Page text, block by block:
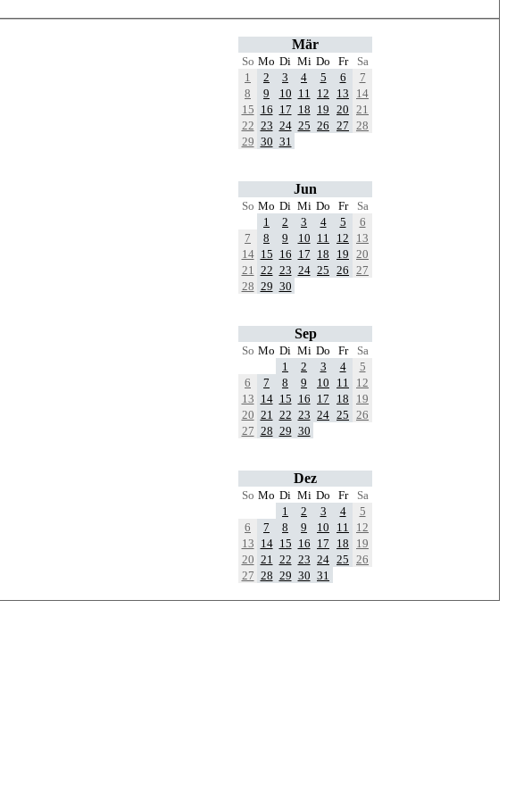
Mär
So Mo Di Mi Do Fr
Sa
1
2 3 4 5 6
7
8
9 10 11 12 13
14
15 16 17 18 19 20
21
22 23 24 25 26 27
28
29 30 31
Jun
So Mo Di Mi Do Fr
Sa
1
2 3 4 5
6
7
8 9 10 11 12
13
14 15 16 17 18 19
20
21
22 23 24 25 26
27
28 29 30
Sep
So Mo Di Mi Do Fr
Sa
1
2 3 4
5
6
7 8 9 10 11
12
13 14 15 16 17 18
19
20 21 22 23 24 25
26
27 28 29 30
Dez
So Mo Di Mi Do Fr
Sa
1
2 3 4
5
6
7 8 9 10 11
12
13 14 15 16 17 18
19
20 21 22 23 24 25
26
27 28 29 30 31